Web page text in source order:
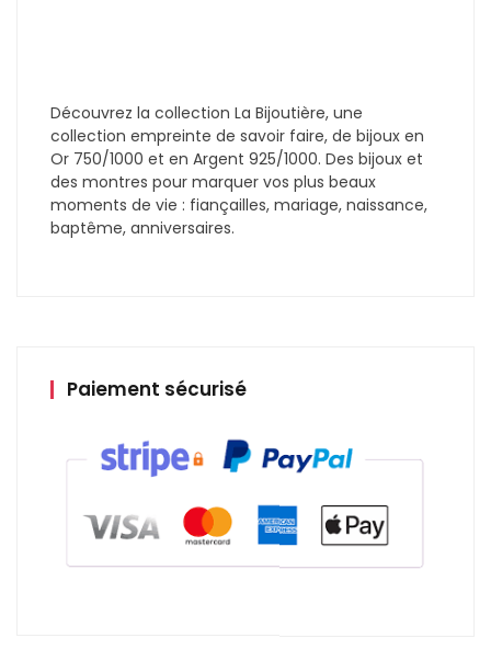
Découvrez la collection La Bijoutière, une
collection empreinte de savoir faire, de bijoux en
Or 750/1000 et en Argent 925/1000. Des bijoux et
des montres pour marquer vos plus beaux
moments de vie : fiançailles, mariage, naissance,
baptême, anniversaires.
Paiement sécurisé